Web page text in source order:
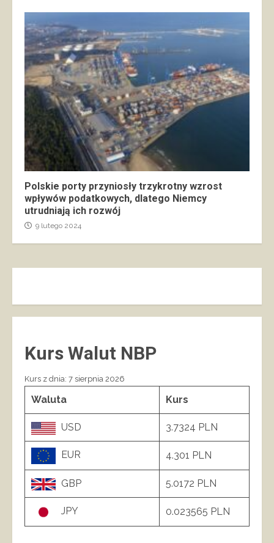
Polskie porty przyniosły trzykrotny wzrost
wpływów podatkowych, dlatego Niemcy
utrudniają ich rozwój
9 lutego 2024
Kurs Walut NBP
Kurs z dnia: 7 sierpnia 2026
Waluta Kurs
USD 3.7324 PLN
EUR 4.301 PLN
GBP 5.0172 PLN
JPY 0.023565 PLN